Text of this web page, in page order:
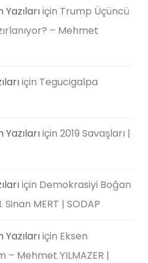
için Trump Üçüncü
– Mehmet
için Tegucigalpa
için2019 Savaşları |
için Demokrasiyi Boğan
MERT | SODAP
için Eksen
– Mehmet YILMAZER |